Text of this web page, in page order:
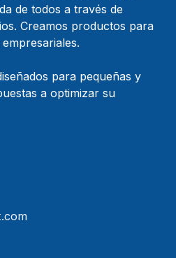
de todos a través de
Creamos productos para
para pequeñas y
a optimizar su